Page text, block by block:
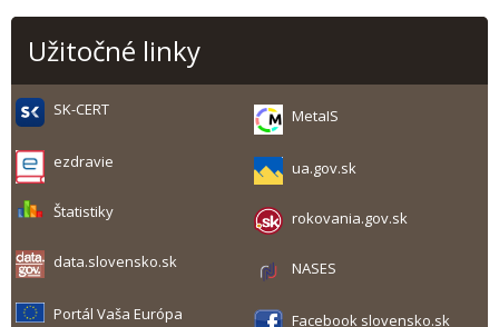
Užitočné linky
SK-CERT MetaIS
ezdravie ua.gov.sk
Štatistiky rokovania.gov.sk
data.slovensko.sk NASES
Portál Vaša Európa Facebook slovensko.sk